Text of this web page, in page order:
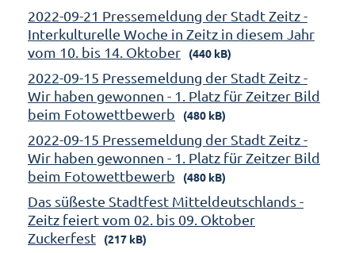
2022-09-21 Pressemeldung der Stadt Zeitz -
Interkulturelle Woche in Zeitz in diesem Jahr
vom 10. bis 14. Oktober
(440 kB)
2022-09-15 Pressemeldung der Stadt Zeitz -
Wir haben gewonnen - 1. Platz für Zeitzer Bild
beim Fotowettbewerb
(480 kB)
2022-09-15 Pressemeldung der Stadt Zeitz -
Wir haben gewonnen - 1. Platz für Zeitzer Bild
beim Fotowettbewerb
(480 kB)
Das süßeste Stadtfest Mitteldeutschlands -
Zeitz feiert vom 02. bis 09. Oktober
Zuckerfest
(217 kB)